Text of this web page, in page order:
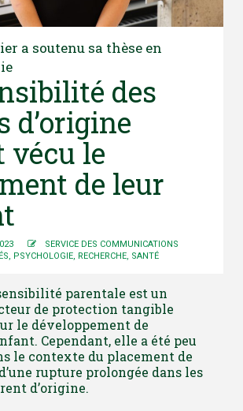
a soutenu sa thèse en
des
d’origine
vécu le
de leur
SERVICE DES COMMUNICATIONS
, PSYCHOLOGIE, RECHERCHE, SANTÉ
parentale est un
de protection tangible
le développement de
Cependant, elle a été peu
le contexte du placement de
rupture prolongée dans les
d’origine.